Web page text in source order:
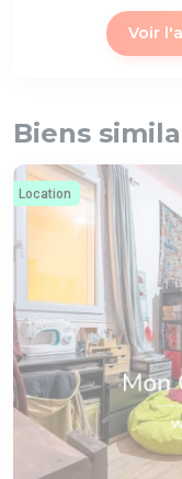
Voir
Biens
Location